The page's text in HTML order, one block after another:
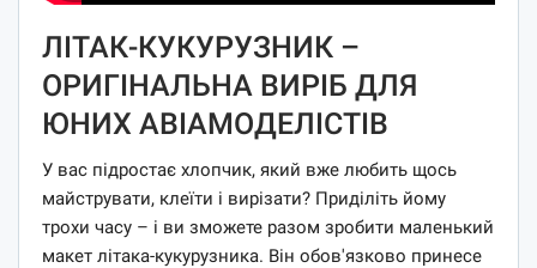
ЛІТАК-КУКУРУЗНИК –
ОРИГІНАЛЬНА ВИРІБ ДЛЯ
ЮНИХ АВІАМОДЕЛІСТІВ
У вас підростає хлопчик, який вже любить щось
майструвати, клеїти і вирізати? Приділіть йому
трохи часу – і ви зможете разом зробити маленький
макет літака-кукурузника. Він обов'язково принесе